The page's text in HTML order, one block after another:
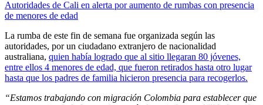
Autoridades de Cali en alerta por aumento de rumbas con presencia
de menores de edad
La rumba de este fin de semana fue organizada según las
autoridades, por un ciudadano extranjero de nacionalidad
australiana, quien había logrado que al sitio llegaran 80 jóvenes,
entre ellos 4 menores de edad, que fueron retirados hasta otro lugar
hasta que los padres de familia hicieron presencia para recogerlos.
“Estamos trabajando con migración Colombia para establecer que